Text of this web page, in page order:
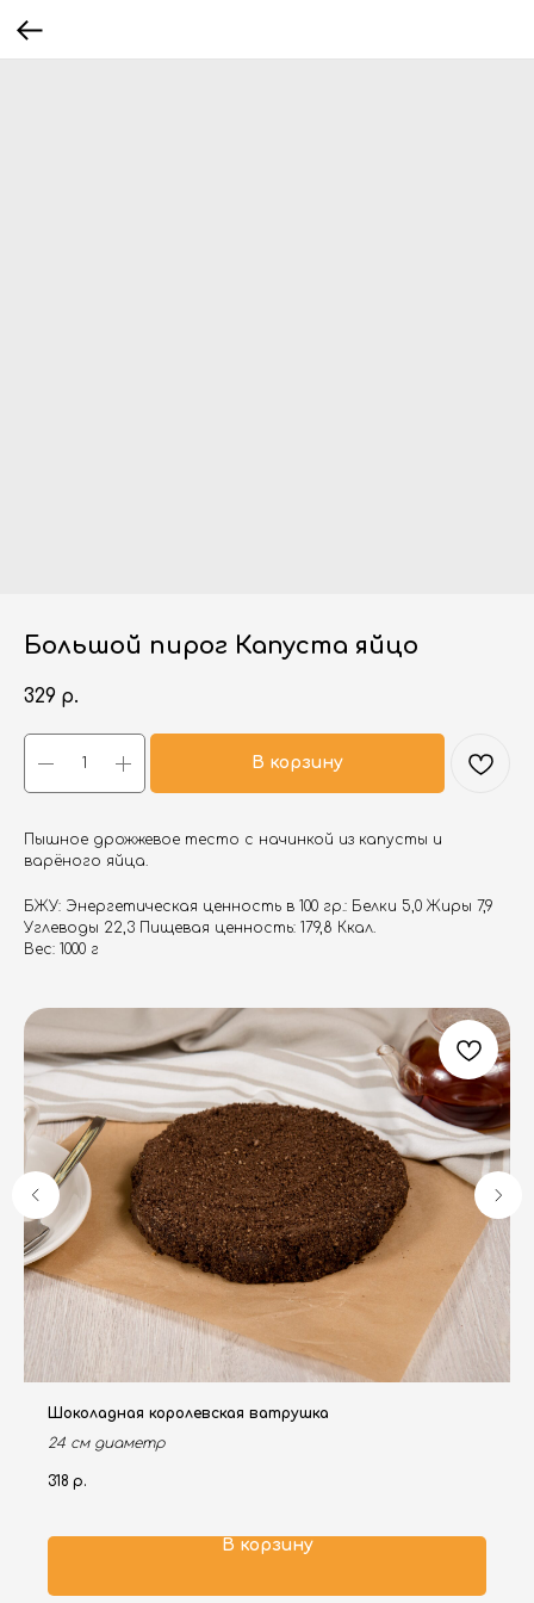
Большой пирог Капуста яйцо
329 р.
В корзину
Пышное дрожжевое тесто с начинкой из капусты и
варёного яйца.
БЖУ: Энергетическая ценность в 100 гр.: Белки 5,0 Жиры 7,9
Углеводы 22,3 Пищевая ценность: 179,8 Ккал.
Вес: 1000 г
Шоколадная королевская ватрушка
24 см диаметр
318 р.
В корзину